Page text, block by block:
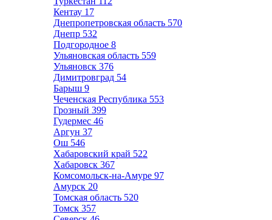
Кентау 17
Днепропетровская область 570
Днепр 532
Подгородное 8
Ульяновская область 559
Ульяновск 376
Димитровград 54
Барыш 9
Чеченская Республика 553
Грозный 399
Гудермес 46
Аргун 37
Ош 546
Хабаровский край 522
Хабаровск 367
Комсомольск-на-Амуре 97
Амурск 20
Томская область 520
Томск 357